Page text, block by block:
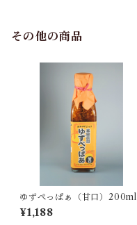
その他の商品
ゆずぺっぱぁ（甘口）200ml
¥1,188